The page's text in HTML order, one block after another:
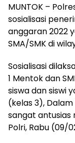
MUNTOK –
sosialisasi
anggaran 2022
SMA/SMK di
Sosialisasi
1 Mentok dan
siswa dan siswi
(kelas 3),
sangat
Polri, Rabu (09/